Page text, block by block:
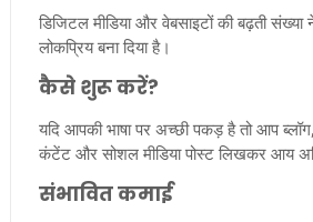
डिजिटल मीडिया और वेबसाइटों की बढ़ती
लोकप्रिय बना दिया है।
कैसे शुरू करें?
यदि आपकी भाषा पर अच्छी पकड़ है तो आप
कंटेंट और सोशल मीडिया पोस्ट लिखकर आय
संभावित कमाई